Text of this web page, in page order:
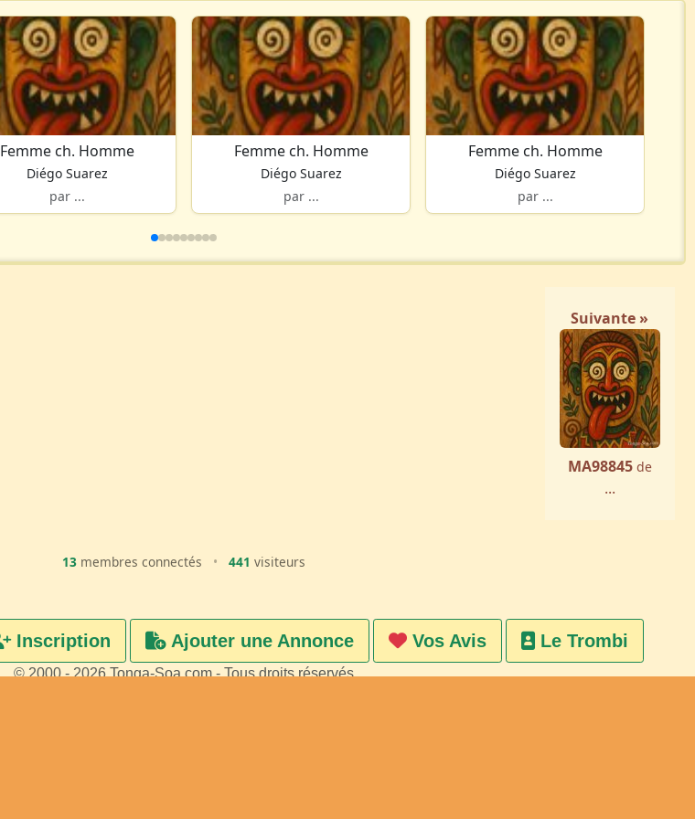
Femme ch. Homme
Diégo Suarez
par ...
Femme ch. Homme
Diégo Suarez
par ...
Femme ch. Homme
Diégo Suarez
par ...
Suivante »
MA98845 de
...
13 membres connectés • 441 visiteurs
Inscription Ajouter une Annonce Vos Avis Le Trombi
© 2000 - 2026 Tonga-Soa.com - Tous droits réservés